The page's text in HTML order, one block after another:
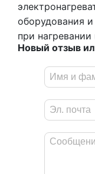
оборудования
при
Новый отзыв